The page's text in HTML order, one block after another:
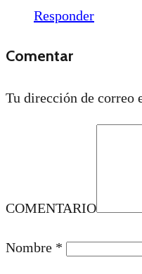
Responder
Comentar
Tu dirección de correo
COMENTARIO
Nombre *